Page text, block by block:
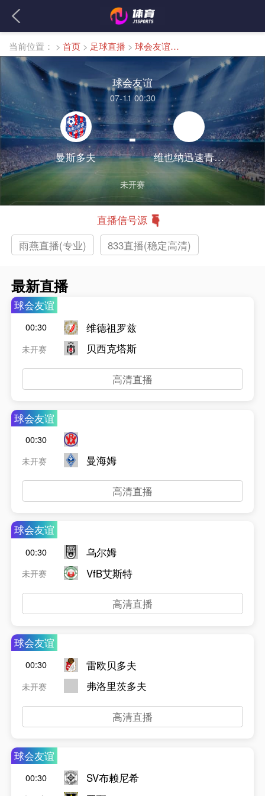
当前位置： > 首页 > 足球直播 > 球会友谊直播
球会友谊
07-11 00:30
曼斯多夫
-
维也纳迅速青年队
未开赛
直播信号源
雨燕直播(专业)
833直播(稳定高清)
最新直播
球会友谊
00:30
未开赛
维德祖罗兹
贝西克塔斯
高清直播
球会友谊
00:30
未开赛
曼海姆
高清直播
球会友谊
00:30
未开赛
乌尔姆
VfB艾斯特
高清直播
球会友谊
00:30
未开赛
雷欧贝多夫
弗洛里茨多夫
高清直播
球会友谊
00:30
SV布赖尼希